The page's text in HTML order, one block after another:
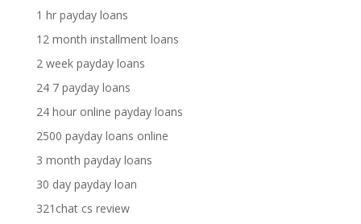
1 hr payday loans
12 month installment loans
2 week payday loans
24 7 payday loans
24 hour online payday loans
2500 payday loans online
3 month payday loans
30 day payday loan
321chat cs review